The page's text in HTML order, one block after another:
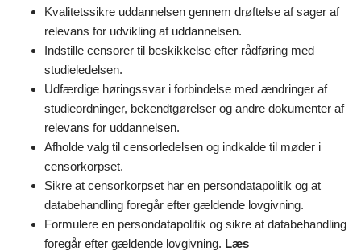
Kvalitetssikre uddannelsen gennem drøftelse af sager af
relevans for udvikling af uddannelsen.
Indstille censorer til beskikkelse efter rådføring med
studieledelsen.
Udfærdige høringssvar i forbindelse med ændringer af
studieordninger, bekendtgørelser og andre dokumenter af
relevans for uddannelsen.
Afholde valg til censorledelsen og indkalde til møder i
censorkorpset.
Sikre at censorkorpset har en persondatapolitik og at
databehandling foregår efter gældende lovgivning.
Formulere en persondatapolitik og sikre at databehandling
foregår efter gældende lovgivning. Læs